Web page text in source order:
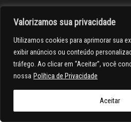
Valorizamos sua privacidade
Utilizamos cookies para aprimorar sua
exibir anúncios ou conteúdo
tráfego. Ao clicar em “Aceitar”, você
nossa Política de Privacidade
Aceitar
><(((º> 17